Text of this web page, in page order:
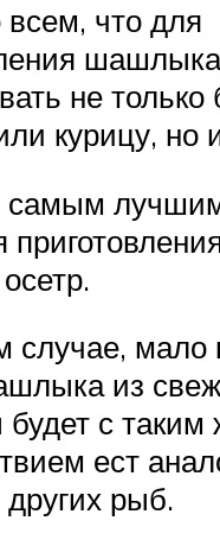
всем, что для
не только
курицу, но
самым
случае, мало
из
будет с таким
ест
рыб.